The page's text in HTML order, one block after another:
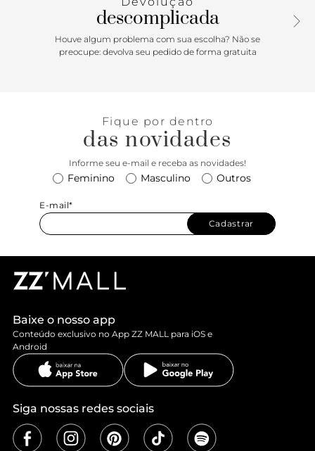
descomplicada
Houve algum problema com sua escolha? Não se
preocupe: devolva seu pedido de forma gratuita
Fique por dentro
das novidades
Informe seu e-mail e receba as novidades!
Feminino Masculino Outros
E-mail*
Cadastrar
Baixe o nosso app
Conteúdo exclusivo no App ZZ MALL para iOS e
Android
Siga nossas redes sociais